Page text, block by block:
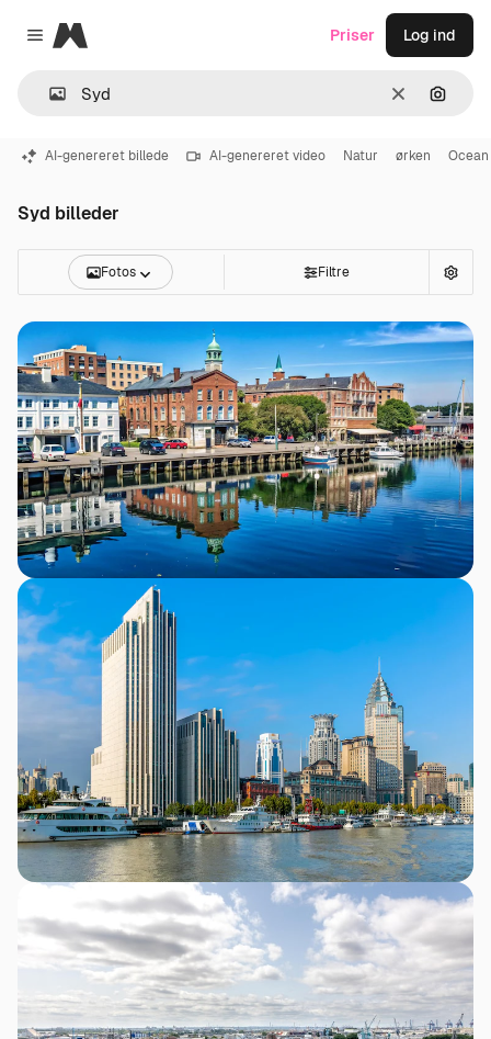
Close menu
Magnific
Klar Søg
Priser Log ind
AI-genereret billede AI-genereret video Natur ørken Ocean
Syd billeder
Fotos Filtre